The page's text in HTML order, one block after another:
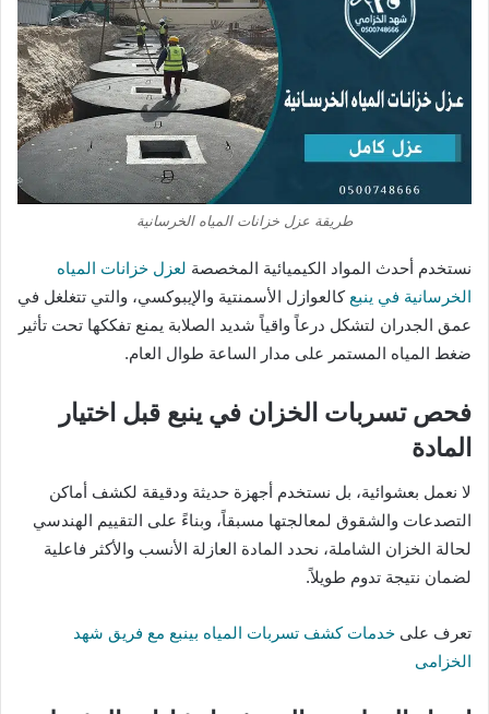
طريقة عزل خزانات المياه الخرسانية
نستخدم أحدث المواد الكيميائية المخصصة لعزل خزانات المياه
الخرسانية في ينبع كالعوازل الأسمنتية والإيبوكسي، والتي تتغلغل في
عمق الجدران لتشكل درعاً واقياً شديد الصلابة يمنع تفككها تحت تأثير
ضغط المياه المستمر على مدار الساعة طوال العام.
فحص تسربات الخزان في ينبع قبل اختيار
المادة
لا نعمل بعشوائية، بل نستخدم أجهزة حديثة ودقيقة لكشف أماكن
التصدعات والشقوق لمعالجتها مسبقاً، وبناءً على التقييم الهندسي
لحالة الخزان الشاملة، نحدد المادة العازلة الأنسب والأكثر فاعلية
لضمان نتيجة تدوم طويلاً.
تعرف على خدمات كشف تسربات المياه بينبع مع فريق شهد
الخزامى